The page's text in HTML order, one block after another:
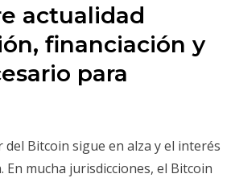
actualidad
financiación y
para
del Bitcoin sigue en alza y el interés
mucha jurisdicciones, el Bitcoin